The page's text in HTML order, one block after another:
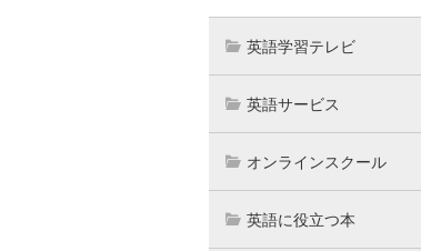
英語学習テレビ
英語サービス
オンラインスクール
英語に役立つ本